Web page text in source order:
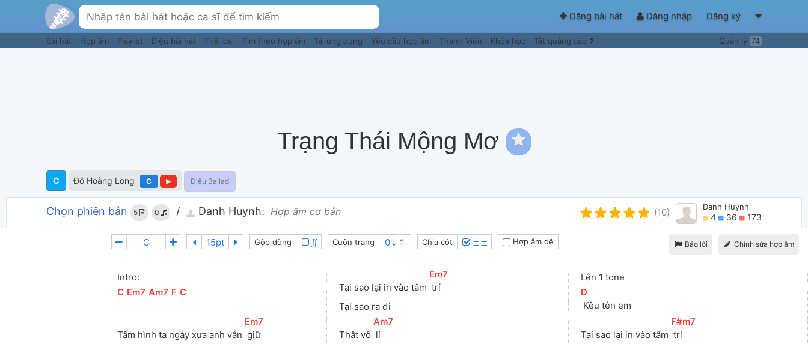
Đăng bài hát Đăng nhập Đăng ký
Bài hát Hợp âm Playlist Điệu bài hát Thể loại Tìm theo hợp âm Tải ứng dụng Yêu cầu hợp âm Thành Viên Khóa học Tắt quảng cáo Quản lý 74
Trạng Thái Mộng Mơ
C Đỗ Hoàng Long C Điệu Ballad
Chọn phiên bản 5 0 / Danh Huynh: Hợp âm cơ bản (10)
Danh Huynh
4 36 173
Báo lỗi Chỉnh sửa hợp âm
Gộp dòng ∬ Cuộn trang Chia cột ≣≣ Hợp âm dễ
Intro:
[
C ][Em7 ]
[
Am7 ][F ]
[
C
Tấm hình ta ngày xưa anh vẫn
[Em7
giữ
Tại sao lại in vào tâm
[Em7
trí
Tại sao ra đi
Thật vô
[
Am7
lí
Lên 1 tone
[D
Kêu tên em
Tại sao lại in vào tâm
[F#m7
trí